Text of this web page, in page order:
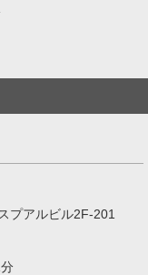
プアルビル2F-201